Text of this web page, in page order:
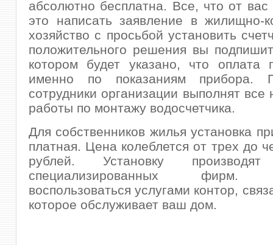
абсолютно бесплатна. Все, что от вас
это написать заявление в жилищно-
хозяйство с просьбой установить
положительного решения вы
котором будет указано, что оплата
именно по показаниям прибора.
сотрудники организации выполнят
работы по монтажу водосчетчика.
Для собственников жилья установка
платная. Цена колеблется от трех до
рублей. Установку производят
специализированных фирм.
воспользоваться услугами контор,
которое обслуживает ваш дом.